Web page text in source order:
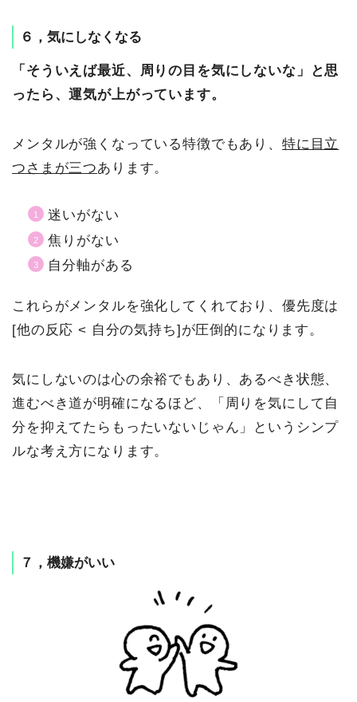
６，気にしなくなる
「そういえば最近、周りの目を気にしないな」と思
ったら、運気が上がっています。
メンタルが強くなっている特徴でもあり、 特に目立
つさまが三つあります。
迷いがない
焦りがない
自分軸がある
これらがメンタルを強化してくれており、優先度は
[他の反応 < 自分の気持ち]が圧倒的になります。
気にしないのは心の余裕でもあり、あるべき状態、
進むべき道が明確になるほど、「周りを気にして自
分を抑えてたらもったいないじゃん」というシンプ
ルな考え方になります。
７，機嫌がいい